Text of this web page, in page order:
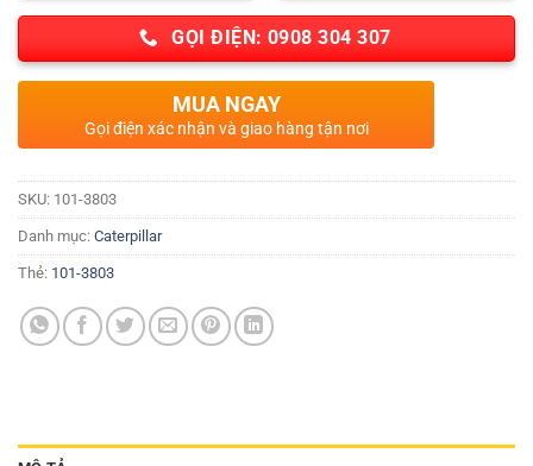
GỌI ĐIỆN: 0908 304 307
MUA NGAY
Gọi điện xác nhận và giao hàng tận nơi
SKU: 101-3803
Danh mục: Caterpillar
Thẻ: 101-3803